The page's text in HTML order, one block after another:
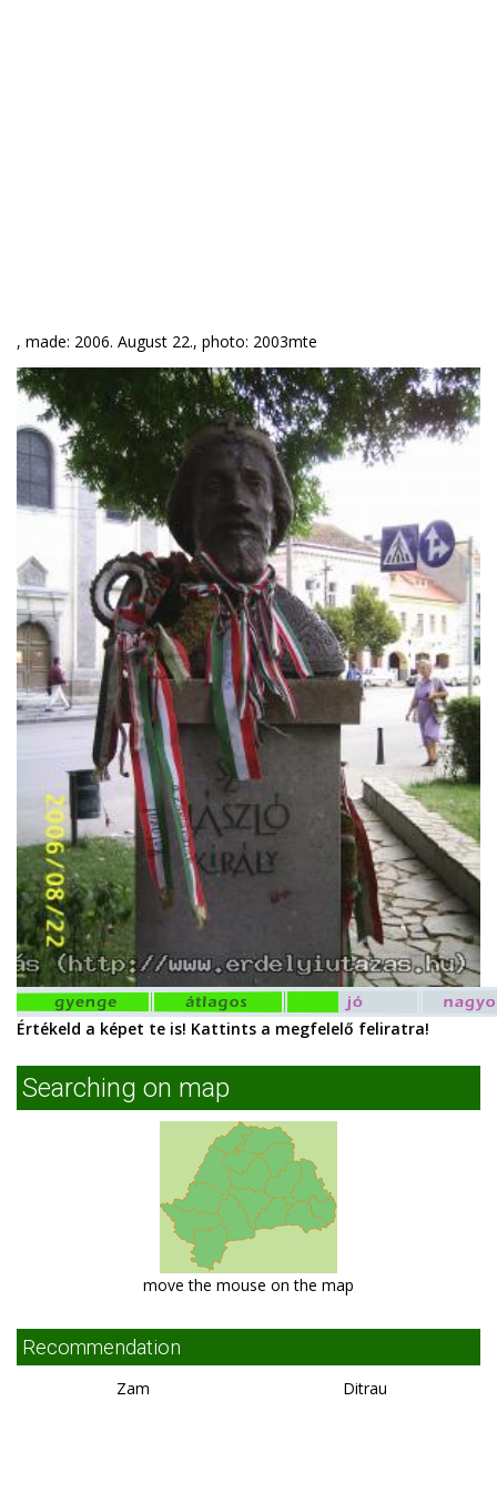
, made: 2006. August 22., photo: 2003mte
Értékeld a képet te is! Kattints a megfelelő feliratra!
Searching on map
move the mouse on the map
Recommendation
Zam Ditrau